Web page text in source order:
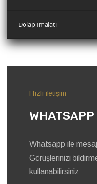
Dolap İmalatı
Hızlı iletişim
WHATSAPP
Whatsapp ile
Görüşlerinizi
kullanabilirsiniz